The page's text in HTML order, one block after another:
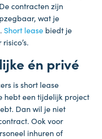
De contracten zijn
wat je
Short lease biedt je
én privé
is short lease
hebt een tijdelijk project
Dan wil je niet
Ook voor
inhuren of